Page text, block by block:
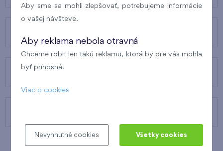
NAŠE SLUŽBY
Aby sme sa mohli zlepšovať, potrebujeme informácie
o vašej návšteve.
Aby reklama nebola otravná
Chceme robiť len takú reklamu, ktorá by pre vás mohla
byť prínosná.
Viac o cookies
Nevyhnutné cookies Všetky cookies